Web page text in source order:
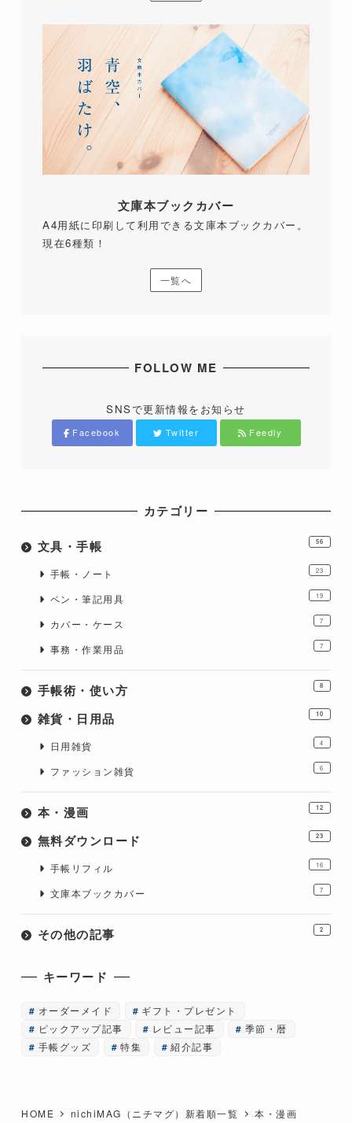
文庫本ブックカバー
A4用紙に印刷して利用できる文庫本ブックカバー。
現在6種類！
一覧へ
FOLLOW ME
SNSで更新情報をお知らせ
Facebook Twitter Feedly
カテゴリー
文具・手帳 56
手帳・ノート 23
ペン・筆記用具 19
カバー・ケース 7
事務・作業用品 7
手帳術・使い方 8
雑貨・日用品 10
日用雑貨 4
ファッション雑貨 6
本・漫画 12
無料ダウンロード 23
手帳リフィル 16
文庫本ブックカバー 7
その他の記事 2
キーワード
オーダーメイド
ギフト・プレゼント
ピックアップ記事
レビュー記事
季節・暦
手帳グッズ
特集 紹介記事
HOME nichiMAG（ニチマグ）新着順一覧 本・漫画